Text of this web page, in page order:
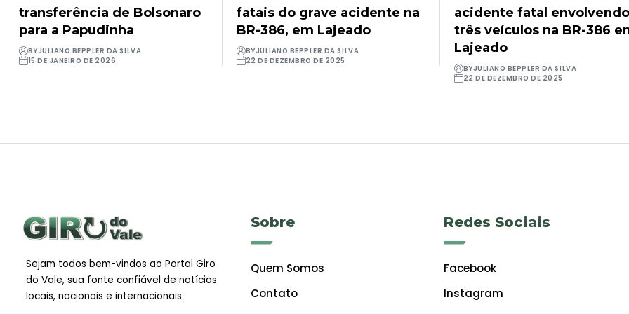
transferência de Bolsonaro
para a Papudinha
BYJULIANO BEPPLER DA SILVA
15 DE JANEIRO DE 2026
fatais do grave acidente na
BR-386, em Lajeado
BYJULIANO BEPPLER DA SILVA
22 DE DEZEMBRO DE 2025
acidente fatal
três veículos na BR-386
Lajeado
BYJULIANO BEPPLER DA SILVA
22 DE DEZEMBRO DE 2025
Sejam todos bem-vindos ao Portal Giro
do Vale, sua fonte confiável de notícias
locais, nacionais e internacionais.
Sobre
Quem Somos
Contato
Redes Sociais
Facebook
Instagram